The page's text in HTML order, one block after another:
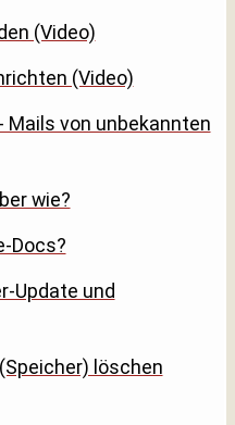
(Video)
(Video)
Mails von unbekannten
wie?
Docs?
Update und
löschen